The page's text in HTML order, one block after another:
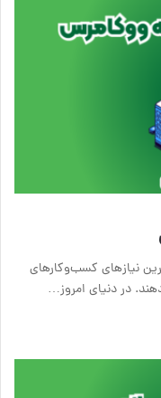
نیازهای کسب‌وکارهای
در دنیای امروز…